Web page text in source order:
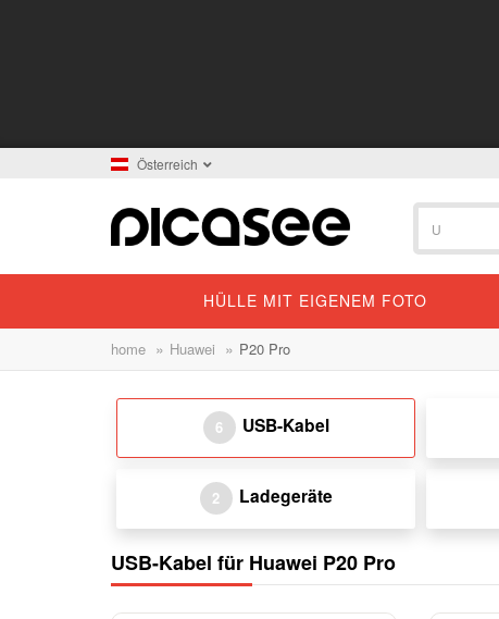
Österreich
HÜLLE MIT EIGENEM FOTO
home » Huawei » P20 Pro
6 USB-Kabel
2 Ladegeräte
USB-Kabel für Huawei P20 Pro